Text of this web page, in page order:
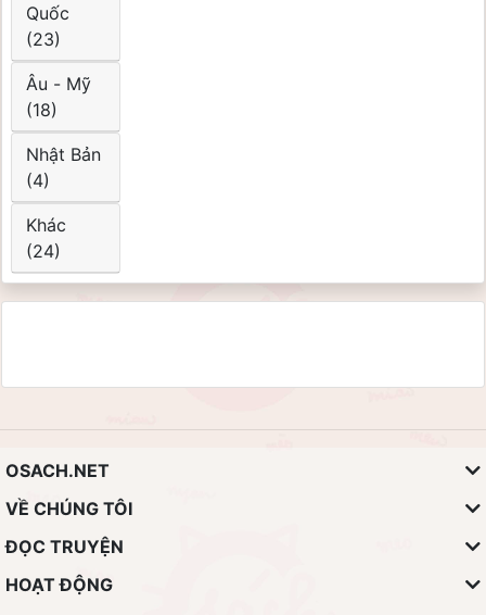
Quốc
(23)
Âu - Mỹ
(18)
Nhật Bản
(4)
Khác
(24)
OSACH.NET
VỀ CHÚNG TÔI
ĐỌC TRUYỆN
HOẠT ĐỘNG